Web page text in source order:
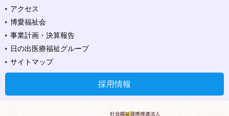
アクセス
博愛福祉会
事業計画・決算報告
日の出医療福祉グループ
サイトマップ
採用情報